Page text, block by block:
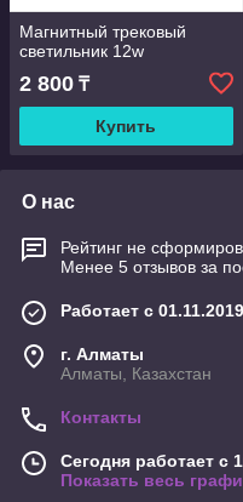
Магнитный трековый
светильник 12w
2 800 ₸
Купить
О нас
Рейтинг не
Менее 5 отзывов за
Работает с 01.11.2019
г. Алматы
Алматы, Казахстан
Контакты
Сегодня работает с
Показать весь